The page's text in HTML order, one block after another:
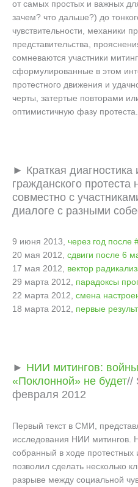
от самых простых и важных
зачем? что дальше?) до
чувствительности, механики
представительства,
сомневаются участники
сформулированные в этом
протестного движения и
черты, затертые повторами
оптимистичную фазу протеста.
► Краткая диагностика
гражданского протеста
совместно с
диалоге с разными
9 июня 2013, через год после
20 мая 2012, сдвиги после 6
17 мая 2012, вектор
29 марта 2012, парадоксы
22 марта 2012, смена
18 марта 2012, первые
► НИИ митингов:
«Поклонной» не будет//
февраля 2012
Первый текст в СМИ,
исследования НИИ митингов.
собранный в ходе протестных
позволил сделать несколько
разрыве между социальной